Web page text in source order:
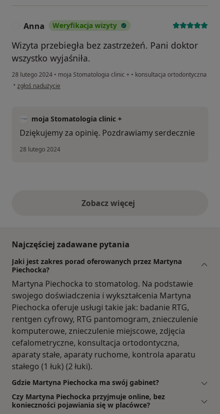
Anna Weryfikacja wizyty
Wizyta przebiegła bez zastrzeżeń. Pani doktor
wszystko wyjaśniła.
28 lutego 2024 • moja Stomatologia clinic + • konsultacja ortodontyczna
• w opinii użytkownika Anna
zgłoś nadużycie
moja Stomatologia clinic +
Dziękujemy za opinię. Pozdrawiamy serdecznie
28 lutego 2024
Zobacz więcejopinie powyżej
Najczęściej zadawane pytania
Jaki jest zakres porad oferowanych przez Martyna
Piechocka?
Martyna Piechocka to stomatolog. Na podstawie
swojego doświadczenia i wykształcenia Martyna
Piechocka oferuje usługi takie jak: badanie RTG,
rentgen cyfrowy, RTG pantomogram, znieczulenie
komputerowe, znieczulenie miejscowe, zdjęcia
cefalometryczne, konsultacja ortodontyczna,
aparaty stałe, aparaty ruchome, kontrola aparatu
stałego (1 łuk) (2 łuki).
Gdzie Martyna Piechocka ma swój gabinet?
Czy Martyna Piechocka przyjmuje online, bez
konieczności pojawiania się w placówce?